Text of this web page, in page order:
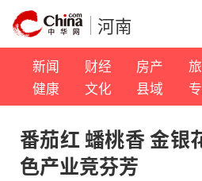
河南
新闻 财经 房产
健康
文化 县域
番茄红 蟠桃香 金银
色产业竞芬芳